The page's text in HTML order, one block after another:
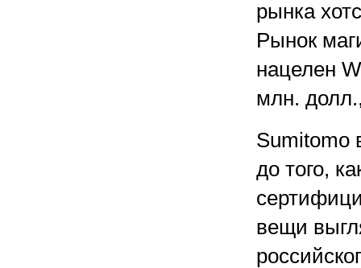
рынка
Рынок
нацелен
млн.
Sumitomo
до того,
вещи